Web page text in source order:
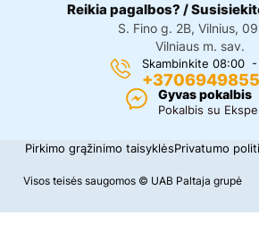
Reikia pagalbos? /
S. Fino g. 2B, Vilnius,
Vilniaus m. sav.
Skambinkite 08:00 -
Gyvas pokalbis
Pokalbis su
Visos teisės saugomos © UAB Paltaja grupė
Pirkimo grąžinimo taisyklėsPrivatumo